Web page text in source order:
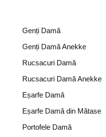
Genți Damă
Genți Damă Anekke
Rucsacuri Damă
Rucsacuri Damă Anekke
Eșarfe Damă
Eșarfe Damă din Mătase
Portofele Damă